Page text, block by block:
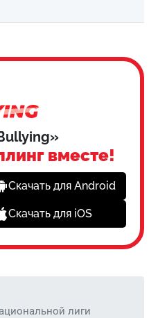
вместе!
Скачать для Android
Скачать для iOS
лиги